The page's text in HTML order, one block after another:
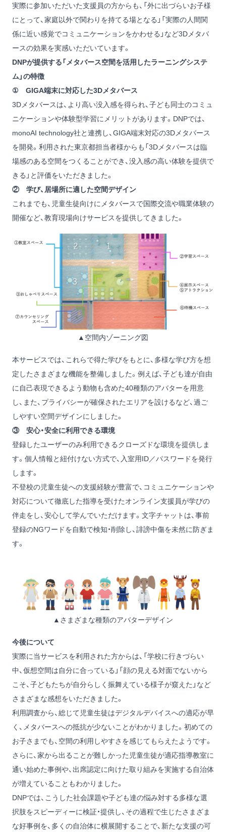
実際に参加いただいた支援員の方からも、「外に出づらいお子様
にとって、家庭以外で関わりを持てる場となる」「実際の人間関
係に近い感覚でコミュニケーションをかわせる」など3Dメタバ
ースの効果を実感いただいています。
DNPが提供する「メタバース空間を活用したラーニングシステ
ム」の特徴
① GIGA端末に対応した3Dメタバース
3Dメタバースは、より高い没入感を得られ、子ども同士のコミュ
ニケーションや体験型学習にメリットがあります。DNPでは、
monoAI technology社と連携し、GIGA端末対応の3Dメタバース
を開発。利用された東京都担当者様からも「3Dメタバースは臨
場感のある空間をつくることができ、没入感の高い体験を提供で
きる」と評価をいただきました。
② 学び、居場所に適した空間デザイン
これまでも、児童生徒向けにメタバースで国際交流や職業体験の
開催など、教育現場向けサービスを提供してきました。
▲空間内ゾーニング図
本サービスでは、これらで得た学びをもとに、多様な学び方を想
定したさまざまな機能を整備しました。例えば、子ども達が自由
に自己表現できるよう動物も含めた40種類のアバターを用意
し、また、プライバシーが確保されたエリアを設けるなど、過ご
しやすい空間デザインにしました。
③ 安心・安全に利用できる環境
登録したユーザーのみ利用できるクローズドな環境を提供しま
す。個人情報と紐付けない方式で、入室用ID／パスワードを発行
します。
不登校の児童生徒への支援経験が豊富で、コミュニケーションや
対応について徹底した指導を受けたオンライン支援員が学びの
伴走をし、安心して学んでいただけます。文字チャットは、事前
登録のNGワードを自動で検知・削除し、誹謗中傷を未然に防ぎま
す。
▲さまざまな種類のアバターデザイン
今後について
実際に当サービスを利用された方からは、「学校に行きづらい
中、仮想空間は自分に合っている」「顔の見える対面でないから
こそ、子どもたちが自分らしく振舞えている様子が窺えた」など
さまざまな感想をいただきました。
利用調査から、総じて児童生徒はデジタルデバイスへの適応が早
く、メタバースへの抵抗が少ないことがわかりました。初めての
お子さまでも、空間の利用しやすさを感じてもらえたようです。
さらに、家から出ることが難しかった児童生徒が適応指導教室に
通い始めた事例や、出席認定に向けた取り組みを実施する自治体
が増えていることもわかりました。
DNPでは、こうした社会課題や子ども達の悩み対する多様な選
択肢をスピーディーに検証・提供し、その過程で生じたさまざま
な好事例を、多くの自治体に横展開することで、新たな支援の可